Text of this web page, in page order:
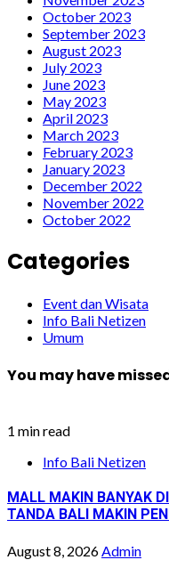
October 2023
September 2023
August 2023
July 2023
June 2023
May 2023
April 2023
March 2023
February 2023
January 2023
December 2022
November 2022
October 2022
Categories
Event dan Wisata
Info Bali Netizen
Umum
You may have
1 min read
Info Bali Netizen
MALL MAKIN BANYAK
TANDA BALI MAKIN
August 8, 2026 Admin